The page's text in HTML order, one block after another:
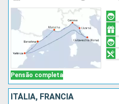
Pensão completa
ITÁLIA, FRANCIA